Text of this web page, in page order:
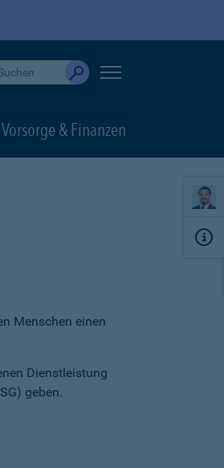
durchführen
autocomplete results are available, use
Absenden
Vorsorge & Finanzen
Menschen einen
Dienstleistung
geben.